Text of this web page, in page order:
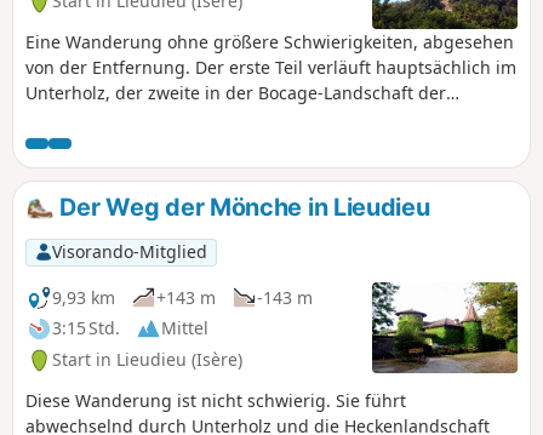
Eine Wanderung ohne größere Schwierigkeiten, abgesehen
von der Entfernung. Der erste Teil verläuft hauptsächlich im
Unterholz, der zweite in der Bocage-Landschaft der
zum Uhrturm und zur beeindruckenden Kapelle Saint-
Hugon.
Der Weg der Mönche in Lieudieu
Visorando-Mitglied
9,93 km
+143 m
-143 m
3:15 Std.
Mittel
Start in Lieudieu (Isère)
Diese Wanderung ist nicht schwierig. Sie führt
abwechselnd durch Unterholz und die Heckenlandschaft